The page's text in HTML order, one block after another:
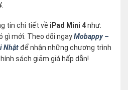
tin chi tiết về iPad Mini 4như:
gì mới. Theo dõi ngayMobappy –
Nhậtđể nhận những chương trình
sách giảm giá hấp dẫn!